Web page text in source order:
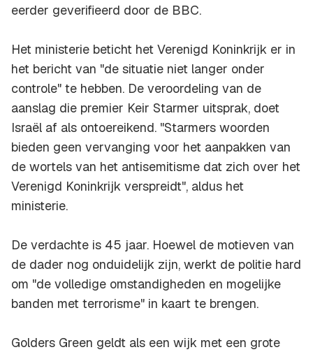
eerder geverifieerd door de BBC.
Het ministerie beticht het Verenigd Koninkrijk er in
het bericht van "de situatie niet langer onder
controle" te hebben. De veroordeling van de
aanslag die premier Keir Starmer uitsprak, doet
Israël af als ontoereikend. "Starmers woorden
bieden geen vervanging voor het aanpakken van
de wortels van het antisemitisme dat zich over het
Verenigd Koninkrijk verspreidt", aldus het
ministerie.
De verdachte is 45 jaar. Hoewel de motieven van
de dader nog onduidelijk zijn, werkt de politie hard
om "de volledige omstandigheden en mogelijke
banden met terrorisme" in kaart te brengen.
Golders Green geldt als een wijk met een grote